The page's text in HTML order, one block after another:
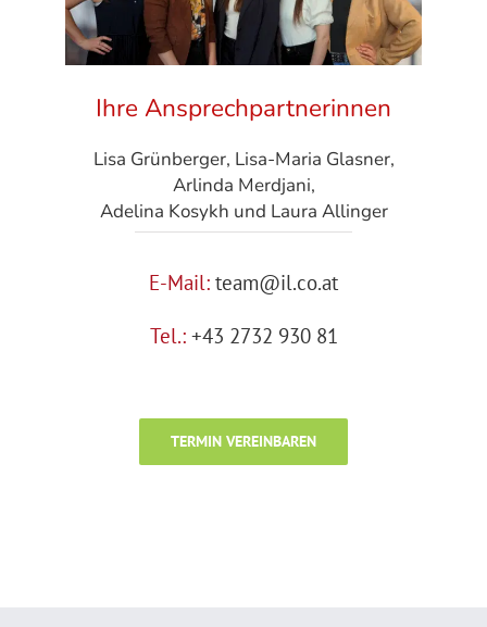
Ihre Ansprechpartnerinnen
Lisa Grünberger, Lisa-Maria Glasner,
Arlinda Merdjani,
Adelina Kosykh und Laura Allinger
E-Mail: team@il.co.at
Tel.: +43 2732 930 81
TERMIN VEREINBAREN